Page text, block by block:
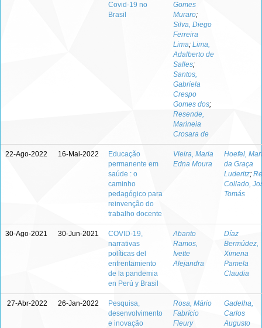
Covid-19 no
Brasil
Gomes
Muraro;
Silva, Diego
Ferreira
Lima; Lima,
Adalberto de
Salles;
Santos,
Gabriela
Crespo
Gomes dos;
Resende,
Marineia
Crosara de
22-Ago-2022 16-Mai-2022
Educação
permanente em
saúde : o
caminho
pedagógico para
reinvenção do
trabalho docente
Vieira, Maria
Edna Moura
Hoefel,
da Graça
Luderitz;
Collado,
Tomás
30-Ago-2021 30-Jun-2021
COVID-19,
narrativas
políticas del
enfrentamiento
de la pandemia
en Perú y Brasil
Abanto
Ramos,
Ivette
Alejandra
Díaz
Bermúdez,
Ximena
Pamela
Claudia
27-Abr-2022 26-Jan-2022
Pesquisa,
desenvolvimento
e inovação
Rosa, Mário
Fabrício
Fleury
Gadelha,
Carlos
Augusto